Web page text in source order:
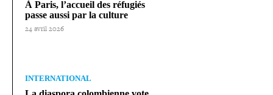
À Paris, l’accueil des réfugiés
passe aussi par la culture
24 avril 2026
INTERNATIONAL